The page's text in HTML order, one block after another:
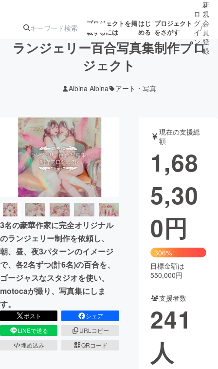
プロジェクトを掲
載するには
はじ
める
プロジェクト
をさがす
ジェクト
募集終了が近いプ
ロジェクト
アート・写真 音楽
テクノロジー・ガジェット ゲーム・サ
映像・映画
ビジネス・起業
まちづくり・地域活性化
CAMPFIRE for Social Good
CAMPFIRE Creation
CAMPFIREふるさと納税
コミュニティ
ロ
グ
イ
ン
/
新
規
会
員
登
録
ランジェリー百合写真集制作プロ
ジェクト
Albina Albina アート・写真
3名の豪華作家に完全オリジナル
のランジェリー制作を依頼し、
朝、昼、夜3パターンのイメージ
で、各2名ずつ(計6名)の百合を、
ゴージャスなスタジオを使い、
motocaが撮り、写真集にしま
す。
ポスト
シェア
LINEで送る
URLコピー
埋め込み
QRコード
現在の支援総
額
1,68
5,30
0円
306%
目標金額は
550,000円
支援者数
241
人